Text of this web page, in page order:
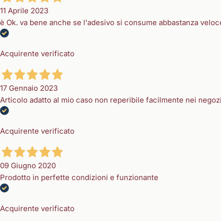
11 Aprile 2023
è Ok. va bene anche se l'adesivo si consume abbastanza
Acquirente verificato
17 Gennaio 2023
Articolo adatto al mio caso non reperibile facilmente nei
Acquirente verificato
09 Giugno 2020
Prodotto in perfette condizioni e funzionante
Acquirente verificato